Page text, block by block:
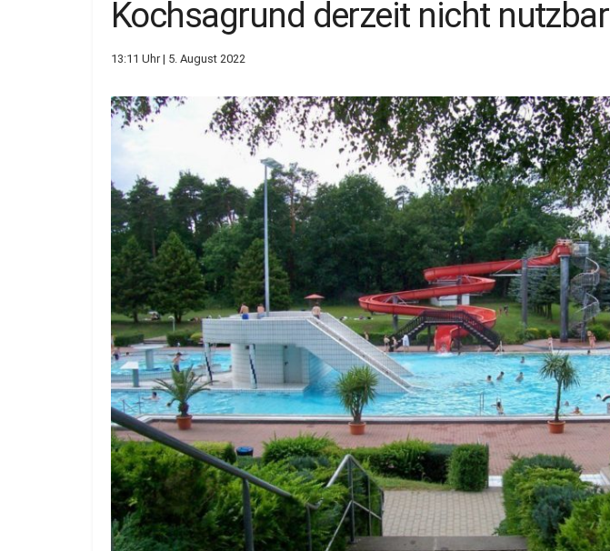
Kochsagrund derzeit nicht nutzbar
13:11 Uhr | 5. August 2022